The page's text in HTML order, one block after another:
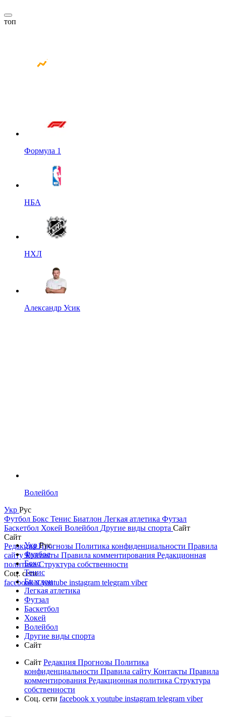
топ
Формула 1
НБА
НХЛ
Александр Усик
Волейбол
Укр Рус
Футбол Бокс Тенис Биатлон Легкая атлетика Футзал
Баскетбол Хокей Волейбол Другие виды спорта Сайт
Сайт
РедакцияПрогнозы Политика конфиденциальности Правила
сайтуКонтакты Правила комментирования Редакционная
политикаСтруктура собственности
Соц. сети
facebookxyoutube instagram telegram viber
УкрРус
Футбол
Бокс
Тенис
Биатлон
Легкая атлетика
Футзал
Баскетбол
Хокей
Волейбол
Другие виды спорта
Сайт
Сайт Редакция Прогнозы Политика
конфиденциальности Правила сайту Контакты Правила
комментирования Редакционная политика Структура
собственности
Соц. сети facebook x youtube instagram telegram viber